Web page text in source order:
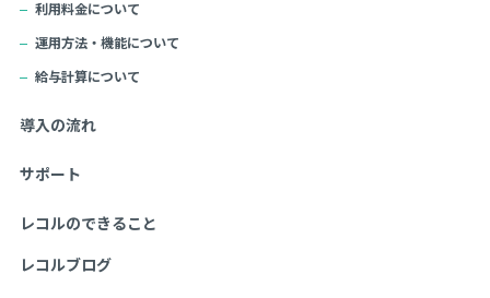
利用料金について
運用方法・機能について
給与計算について
導入の流れ
サポート
レコルのできること
レコルブログ